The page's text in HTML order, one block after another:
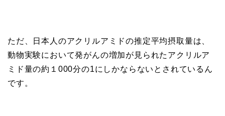
ただ、日本人のアクリルアミドの推定平均摂取量は、
動物実験において発がんの増加が見られたアクリルア
ミド量の約１000分の1にしかならないとされているん
です。